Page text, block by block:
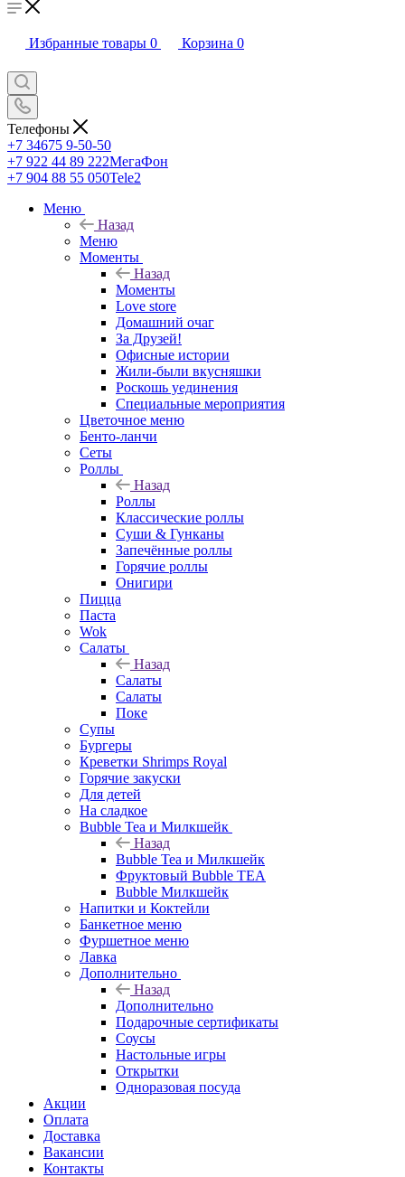
Избранные товары 0 Корзина 0
Телефоны
+7 34675 9-50-50
+7 922 44 89 222МегаФон
+7 904 88 55 050Tele2
Меню
Назад
Меню
Моменты
Назад
Моменты
Love store
Домашний очаг
За Друзей!
Офисные истории
Жили-были вкусняшки
Роскошь уединения
Специальные мероприятия
Цветочное меню
Бенто-ланчи
Сеты
Роллы
Назад
Роллы
Классические роллы
Суши & Гунканы
Запечённые роллы
Горячие роллы
Онигири
Пицца
Паста
Wok
Салаты
Назад
Салаты
Салаты
Поке
Супы
Бургеры
Креветки Shrimps Royal
Горячие закуски
Для детей
На сладкое
Bubble Tea и Милкшейк
Назад
Bubble Tea и Милкшейк
Фруктовый Bubble TEA
Bubble Милкшейк
Напитки и Коктейли
Банкетное меню
Фуршетное меню
Лавка
Дополнительно
Назад
Дополнительно
Подарочные сертификаты
Соусы
Настольные игры
Открытки
Одноразовая посуда
Акции
Оплата
Доставка
Вакансии
Контакты